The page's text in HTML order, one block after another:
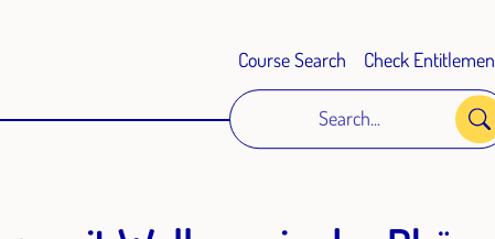
Course Search Check
Search...